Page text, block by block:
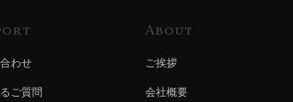
わせ
ご質問
About
ご挨拶
会社概要